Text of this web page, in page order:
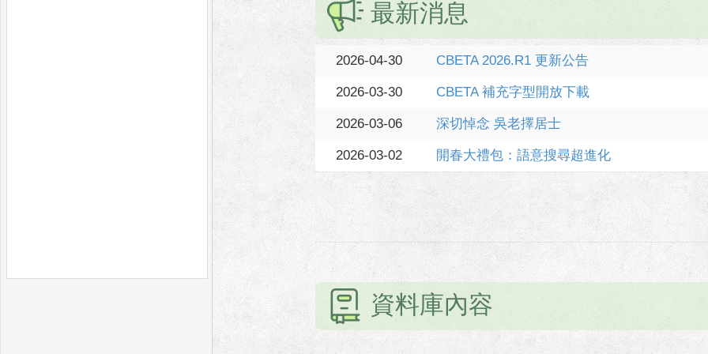
最新消息
2026-04-30 CBETA 2026.R1 更新公告
2026-03-30 CBETA 補充字型開放下載
2026-03-06 深切悼念 吳老擇居士
2026-03-02 開春大禮包：語意搜尋超進化
資料庫內容